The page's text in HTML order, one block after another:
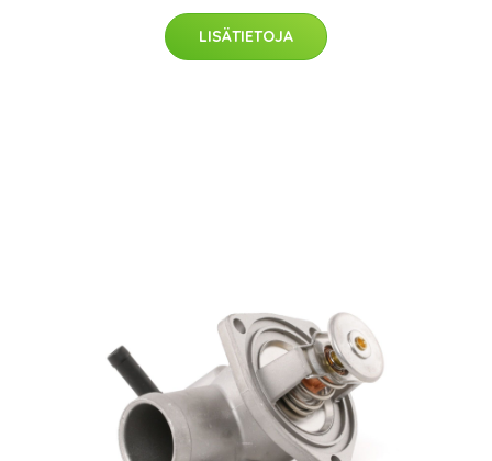
LISÄTIETOJA